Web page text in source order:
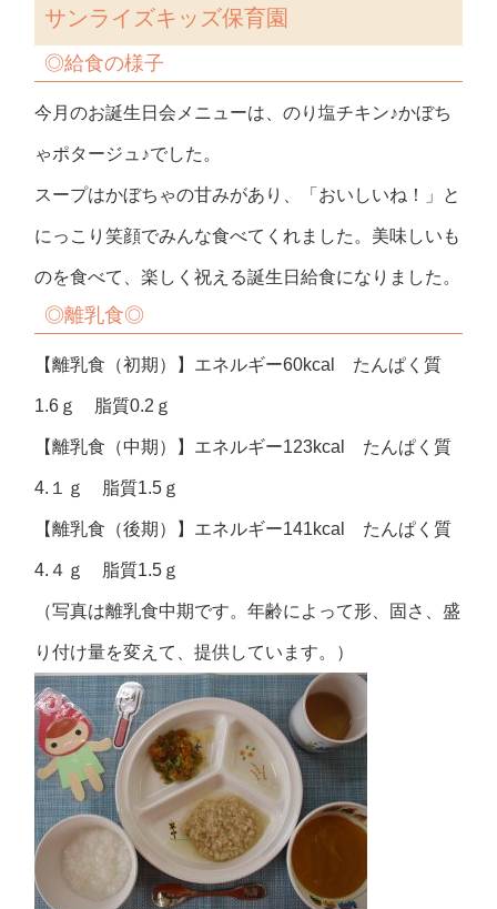
サンライズキッズ保育園
◎給食の様子
今月のお誕生日会メニューは、のり塩チキン♪かぼち
ゃポタージュ♪でした。
スープはかぼちゃの甘みがあり、「おいしいね！」と
にっこり笑顔でみんな食べてくれました。美味しいも
のを食べて、楽しく祝える誕生日給食になりました。
◎離乳食◎
【離乳食（初期）】エネルギー60kcal たんぱく質
1.6ｇ 脂質0.2ｇ
【離乳食（中期）】エネルギー123kcal たんぱく質
4.１ｇ 脂質1.5ｇ
【離乳食（後期）】エネルギー141kcal たんぱく質
4.４ｇ 脂質1.5ｇ
（写真は離乳食中期です。年齢によって形、固さ、盛
り付け量を変えて、提供しています。）